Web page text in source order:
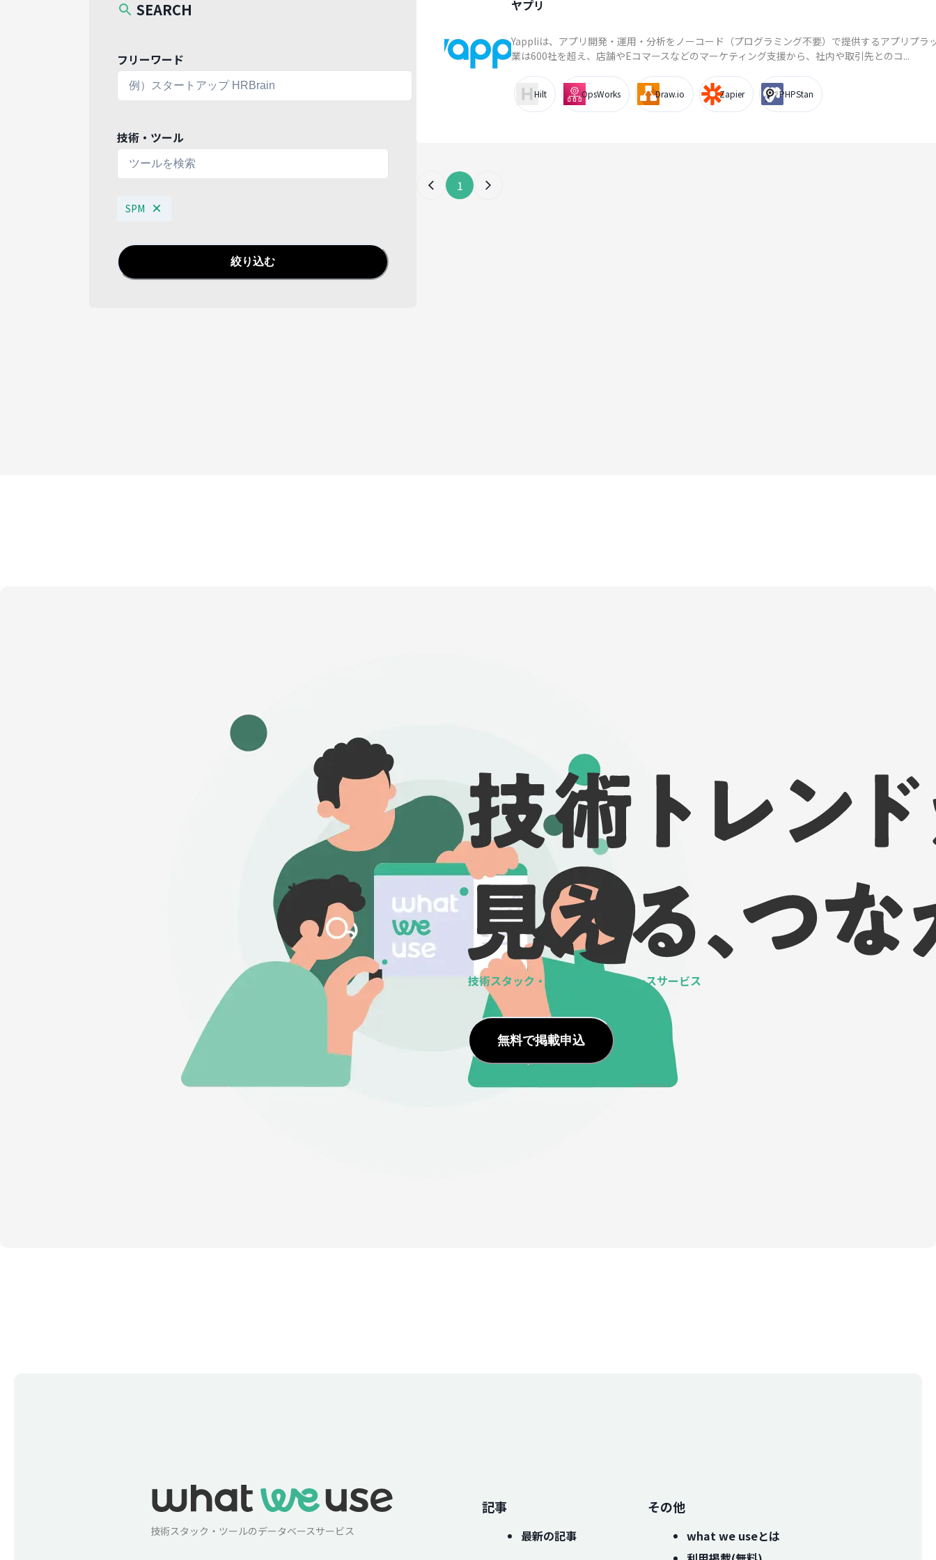
SEARCH
フリーワード
技術・ツール
SPM
絞り込む
ヤプリ
Yappliは、アプリ開発・運用・分析をノーコード（プログラミング不要）で提供するアプリプラ
業は600社を超え、店舗やEコマースなどのマーケティング支援から、社内や取引先とのコ...
Hilt OpsWorks Draw.io Zapier PHPStan
1
技術スタック・ツールの データベースサービス
無料で掲載申込
技術スタック・ツールのデータベースサービス
記事
最新の記事
その他
what we useとは